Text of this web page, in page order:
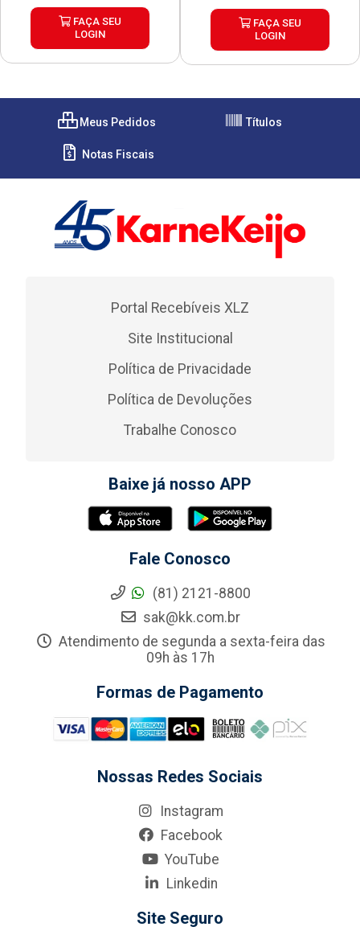
FAÇA SEU
LOGIN
FAÇA SEU
LOGIN
Meus Pedidos Títulos
Notas Fiscais
Portal Recebíveis XLZ
Site Institucional
Política de Privacidade
Política de Devoluções
Trabalhe Conosco
Baixe já nosso APP
Fale Conosco
(81) 2121-8800
sak@kk.com.br
Atendimento de segunda a sexta-feira das
09h às 17h
Formas de Pagamento
Nossas Redes Sociais
Instagram
Facebook
YouTube
Linkedin
Site Seguro